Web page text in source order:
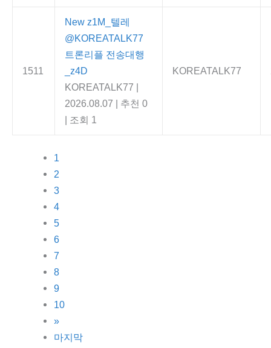
1511
New z1M_텔레
@KOREATALK77
트론리플 전송대행
_z4D
KOREATALK77 |
2026.08.07 | 추천 0
| 조회 1
KOREATALK77
1
2
3
4
5
6
7
8
9
10
»
마지막